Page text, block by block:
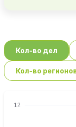
Кол-во дел
Кол-во